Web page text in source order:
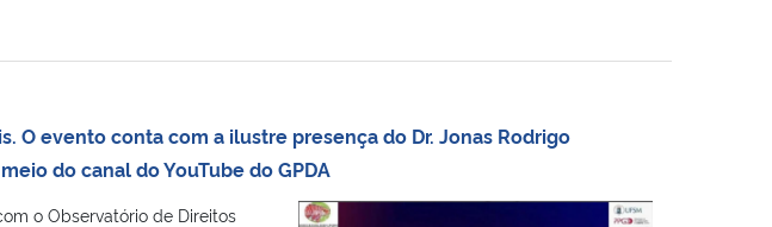
O evento conta com a ilustre presença do Dr. Jonas Rodrigo
do canal do YouTube do GPDA
o Observatório de Direitos